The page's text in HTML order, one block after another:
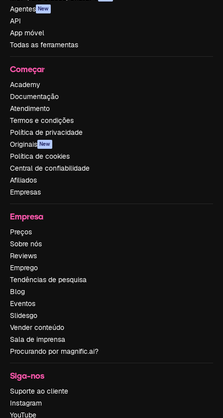
Agentes New
API
App móvel
Todas as ferramentas
Começar
Academy
Documentação
Atendimento
Termos e condições
Política de privacidade
Originais New
Política de cookies
Central de confiabilidade
Afiliados
Empresas
Empresa
Preços
Sobre nós
Reviews
Emprego
Tendências de pesquisa
Blog
Eventos
Slidesgo
Vender conteúdo
Sala de imprensa
Procurando por magnific.ai?
Siga-nos
Suporte ao cliente
Instagram
YouTube